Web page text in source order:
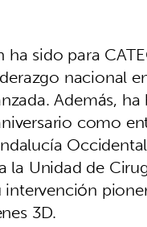
sido para
nacional
Además,
como
la Unidad de
3D.